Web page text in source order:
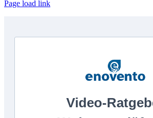
Page load link